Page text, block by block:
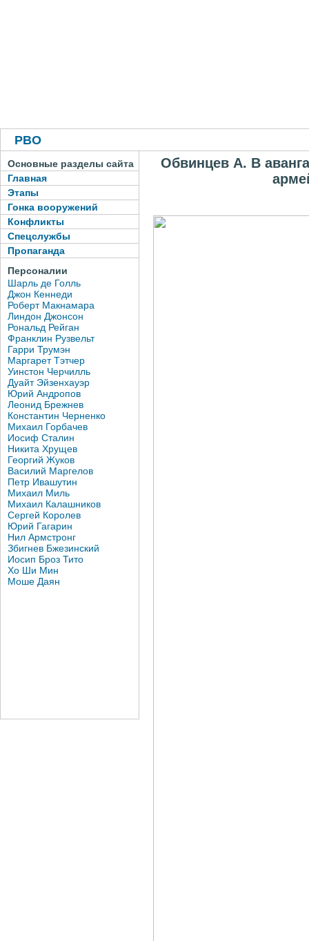
РВО
Основные разделы сайта
Главная
Этапы
Гонка вооружений
Конфликты
Спецслужбы
Пропаганда
Персоналии
Шарль де Голль
Джон Кеннеди
Роберт Макнамара
Линдон Джонсон
Рональд Рейган
Франклин Рузвельт
Гарри Трумэн
Маргарет Тэтчер
Уинстон Черчилль
Дуайт Эйзенхауэр
Юрий Андропов
Леонид Брежнев
Константин Черненко
Михаил Горбачев
Иосиф Сталин
Никита Хрущев
Георгий Жуков
Василий Маргелов
Петр Ивашутин
Михаил Миль
Михаил Калашников
Сергей Королев
Юрий Гагарин
Нил Армстронг
Збигнев Бжезинский
Иосип Броз Тито
Хо Ши Мин
Моше Даян
Обвинцев А. В